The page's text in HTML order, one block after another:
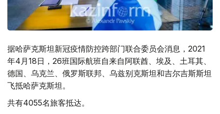
据哈萨克斯坦新冠疫情防控跨部门联合委员会消息，2021
年4月18日，26班国际航班自来自阿联酋、埃及、土耳其、
德国、乌克兰、俄罗斯联邦、乌兹别克斯坦和吉尔吉斯斯坦
飞抵哈萨克斯坦。
共有4055名旅客抵达。